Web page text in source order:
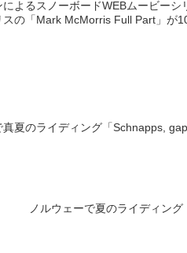
によるスノーボードWEBムービーシ
スの「Mark McMorris Full Part」が
真夏のライディング「‪Schnapps,
ノルウェーで夏のライディング